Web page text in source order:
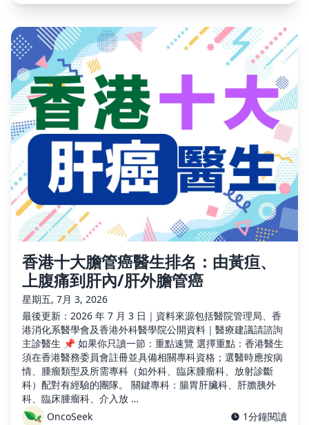
香港十大膽管癌醫生排名：由黃疸、
上腹痛到肝內/肝外膽管癌
星期五, 7月 3, 2026
最後更新：2026 年 7 月 3 日｜資料來源包括醫院管理局、香
港消化系醫學會及香港外科醫學院公開資料｜醫療建議請諮詢
主診醫生 📌 如果你只讀一節：重點速覽 選擇重點：香港醫生
須在香港醫務委員會註冊並具備相關專科資格；選醫時應按病
情、腫瘤類型及所需專科（如外科、臨床腫瘤科、放射診斷
科）配對有經驗的團隊。 關鍵專科：腸胃肝臟科、肝膽胰外
科、臨床腫瘤科、介入放 …
OncoSeek
1分鐘閱讀